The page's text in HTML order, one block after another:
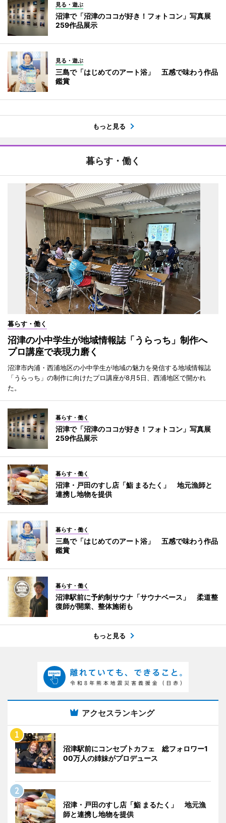
見る・遊ぶ
沼津で「沼津のココが好き！フォトコン」写真展
259作品展示
見る・遊ぶ
三島で「はじめてのアート浴」 五感で味わう作品
鑑賞
もっと見る
暮らす・働く
暮らす・働く
沼津の小中学生が地域情報誌「うらっち」制作へ
プロ講座で表現力磨く
沼津市内浦・西浦地区の小中学生が地域の魅力を発信する地域情報誌
「うらっち」の制作に向けたプロ講座が8月5日、西浦地区で開かれ
た。
暮らす・働く
沼津で「沼津のココが好き！フォトコン」写真展
259作品展示
暮らす・働く
沼津・戸田のすし店「鮨 まるたく」 地元漁師と
連携し地物を提供
暮らす・働く
三島で「はじめてのアート浴」 五感で味わう作品
鑑賞
暮らす・働く
沼津駅前に予約制サウナ「サウナベース」 柔道整
復師が開業、整体施術も
もっと見る
アクセスランキング
沼津駅前にコンセプトカフェ 総フォロワー1
00万人の姉妹がプロデュース
沼津・戸田のすし店「鮨 まるたく」 地元漁
師と連携し地物を提供